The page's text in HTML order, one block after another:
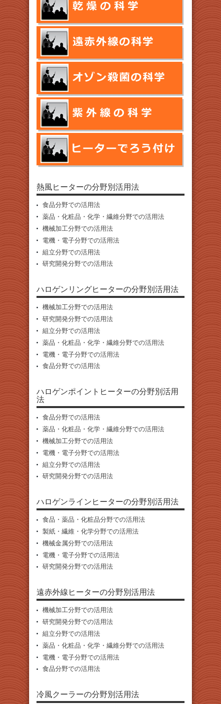
熱風ヒーターの分野別活用法
食品分野での活用法
薬品・化粧品・化学・繊維分野での活用法
機械加工分野での活用法
電機・電子分野での活用法
組立分野での活用法
研究開発分野での活用法
ハロゲンリングヒーターの分野別活用法
機械加工分野での活用法
研究開発分野での活用法
組立分野での活用法
薬品・化粧品・化学・繊維分野での活用法
電機・電子分野での活用法
食品分野での活用法
ハロゲンポイントヒーターの分野別活用
法
食品分野での活用法
薬品・化粧品・化学・繊維分野での活用法
機械加工分野での活用法
電機・電子分野での活用法
組立分野での活用法
研究開発分野での活用法
ハロゲンラインヒーターの分野別活用法
食品・薬品・化粧品分野での活用法
製紙・繊維・化学分野での活用法
機械金属分野での活用法
電機・電子分野での活用法
研究開発分野での活用法
遠赤外線ヒーターの分野別活用法
機械加工分野での活用法
研究開発分野での活用法
組立分野での活用法
薬品・化粧品・化学・繊維分野での活用法
電機・電子分野での活用法
食品分野での活用法
冷風クーラーの分野別活用法